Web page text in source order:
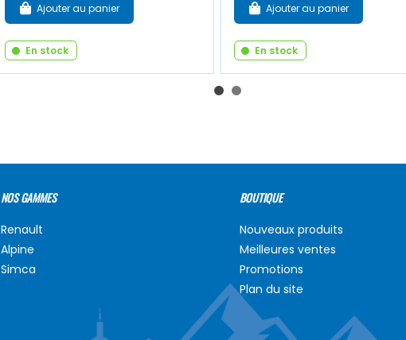
Ajouter au panier
En stock
Ajouter au panier
En stock
NOS GAMMES
Renault
Alpine
Simca
BOUTIQUE
Nouveaux produits
Meilleures ventes
Promotions
Plan du site